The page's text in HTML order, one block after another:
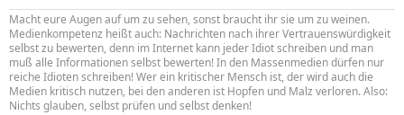
Macht eure Augen auf um zu sehen, sonst braucht ihr sie um zu weinen.
Medienkompetenz heißt auch: Nachrichten nach ihrer Vertrauenswürdigkeit
selbst zu bewerten, denn im Internet kann jeder Idiot schreiben und man
muß alle Informationen selbst bewerten! In den Massenmedien dürfen nur
reiche Idioten schreiben! Wer ein kritischer Mensch ist, der wird auch die
Medien kritisch nutzen, bei den anderen ist Hopfen und Malz verloren. Also:
Nichts glauben, selbst prüfen und selbst denken!